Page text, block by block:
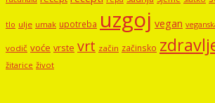
tlo ulje umak upotreba uzgoj vegan
vodič voće vrste vrt začin začinsko
žitarice život